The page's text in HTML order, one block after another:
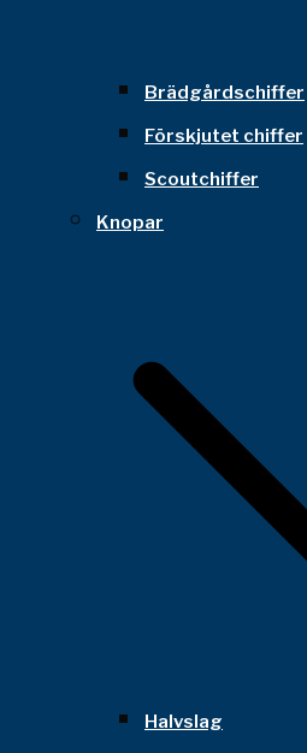
Brädgårdschiffer
Förskjutet chiffer
Scoutchiffer
Knopar
Halvslag